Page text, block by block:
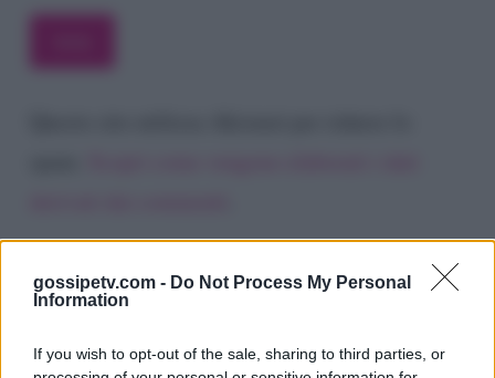
gossipetv.com - Do Not Process My Personal
Information
If you wish to opt-out of the sale, sharing to third parties, or